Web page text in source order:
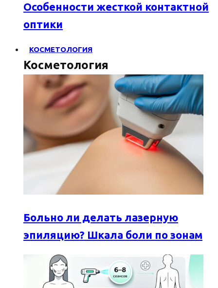
Особенности жесткой контактной
оптики
КОСМЕТОЛОГИЯ
Косметология
Больно ли делать лазерную
эпиляцию? Шкала боли по зонам